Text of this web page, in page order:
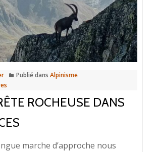
Publié dans Alpinisme
ROCHEUSE DANS
marche d’approche nous